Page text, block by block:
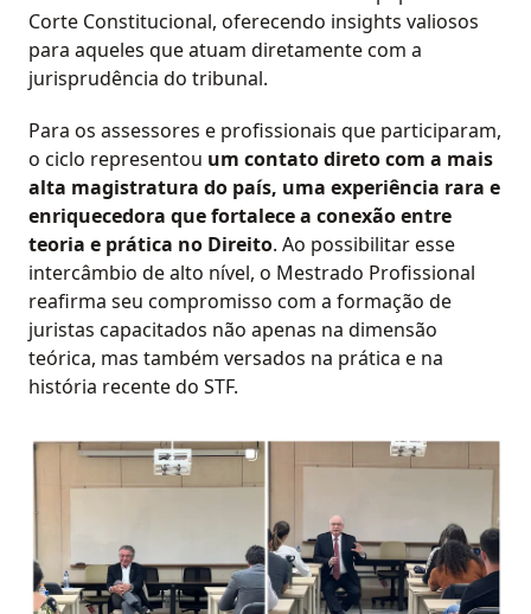
Corte Constitucional, oferecendo insights valiosos
para aqueles que atuam diretamente com a
jurisprudência do tribunal.
Para os assessores e profissionais que participaram,
o ciclo representou um contato direto com a mais
alta magistratura do país, uma experiência rara e
enriquecedora que fortalece a conexão entre
teoria e prática no Direito. Ao possibilitar esse
intercâmbio de alto nível, o Mestrado Profissional
reafirma seu compromisso com a formação de
juristas capacitados não apenas na dimensão
teórica, mas também versados na prática e na
história recente do STF.